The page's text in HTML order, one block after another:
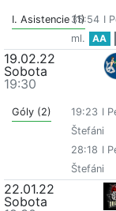
I. Asistencie (1)35:54 I
ml.
AA
19.02.22
Sobota
19:30
Góly (2) 19:23 I
Štefáni
28:18 I
Štefáni
22.01.22
Sobota